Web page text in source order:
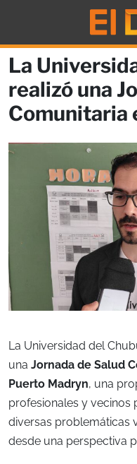
La
realizó una
Comunitaria
La Universidad del
una Jornada de Salud
Puerto Madryn, una
profesionales y vecinos
diversas problemáticas
desde una perspectiva